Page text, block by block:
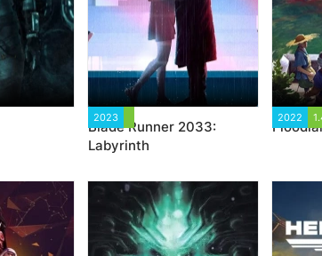
2023
Blade Runner 2033:
Labyrinth
2022